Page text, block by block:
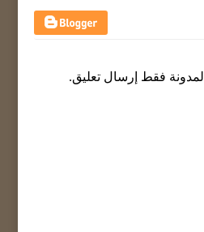
فقط إرسال تعليق.